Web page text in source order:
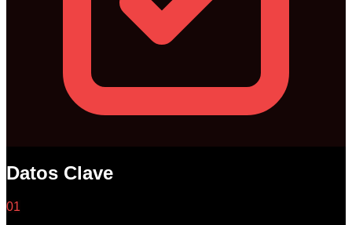
Datos Clave
01